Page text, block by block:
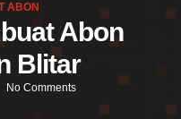
ABON
Abon
Blitar
No Comments